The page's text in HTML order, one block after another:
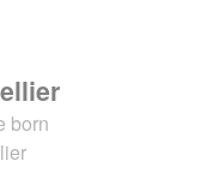
born